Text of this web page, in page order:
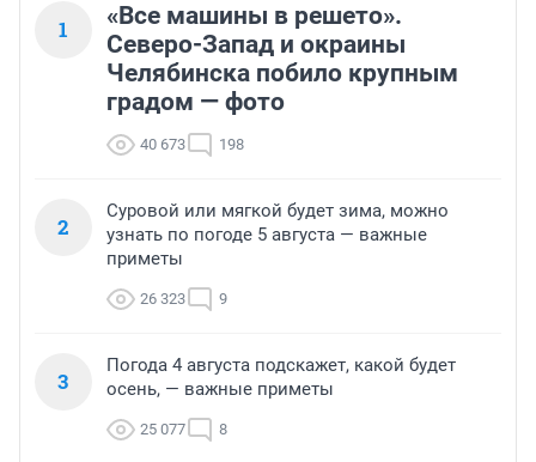
1
«Все машины в решето».
Северо-Запад и окраины
Челябинска побило крупным
градом — фото
40 673 198
2
Суровой или мягкой будет зима, можно
узнать по погоде 5 августа — важные
приметы
26 323 9
3
Погода 4 августа подскажет, какой будет
осень, — важные приметы
25 077 8